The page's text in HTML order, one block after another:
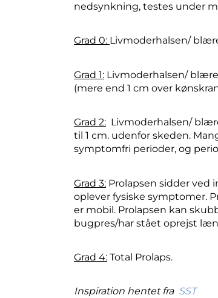
nedsynkning, testes under
Grad 0: Livmoderhalsen/
Grad 1: Livmoderhalsen/
(mere end 1 cm over
Grad 2: Livmoderhalsen/
til 1 cm. udenfor skeden.
symptomfri perioder, og
Grad 3: Prolapsen sidder ved
oplever fysiske symptomer.
er mobil. Prolapsen kan
bugpres/har stået oprejst
Grad 4: Total Prolaps.
Inspiration hentet fra SST